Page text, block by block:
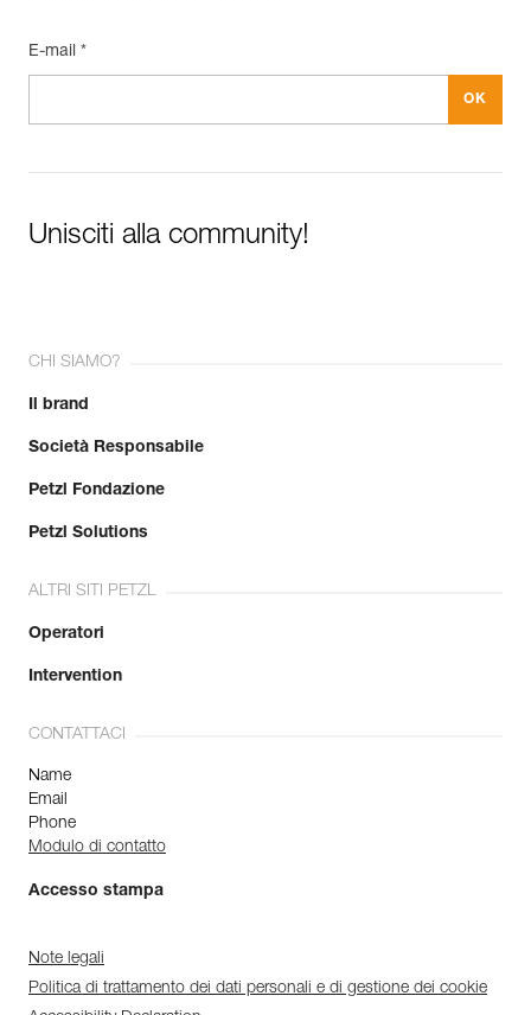
E-mail *
Unisciti alla community!
CHI SIAMO?
Il brand
Società Responsabile
Petzl Fondazione
Petzl Solutions
ALTRI SITI PETZL
Operatori
Intervention
CONTATTACI
Name
Email
Phone
Modulo di contatto
Accesso stampa
Note legali
Politica di trattamento dei dati personali e di gestione dei cookie